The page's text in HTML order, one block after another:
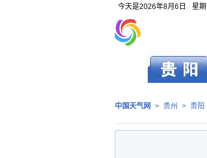
今天是2026年8月6日 星期
中国天气网 > 贵州 > 贵阳